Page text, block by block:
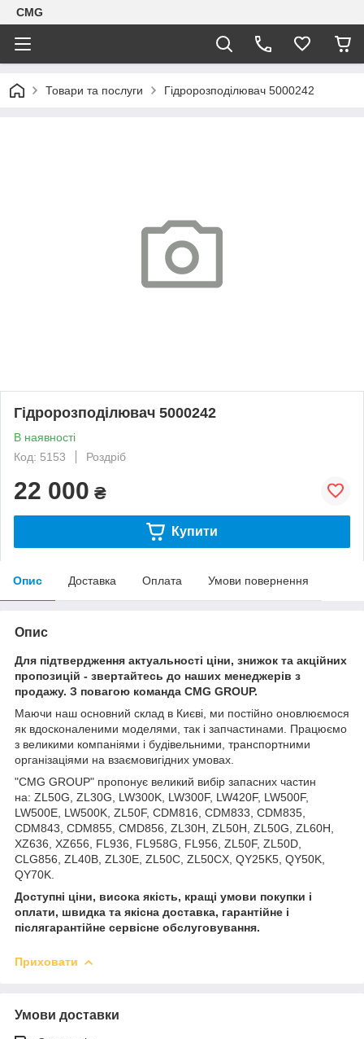
CMG
Товари та послуги Гідророзподілювач 5000242
Гідророзподілювач 5000242
В наявності
Код: 5153
Роздріб
22 000 ₴
Купити
Опис Доставка Оплата Умови повернення
Опис
Для підтвердження актуальності ціни, знижок та акційних
пропозицій - звертайтесь до наших менеджерів з
продажу. З повагою команда CMG GROUP.
Маючи наш основний склад в Києві, ми постійно оновлюємося
як вдосконаленими моделями, так і запчастинами. Працюємо
з великими компаніями і будівельними, транспортними
організаціями на взаємовигідних умовах.
"CMG GROUP" пропонує великий вибір запасних частин
на: ZL50G, ZL30G, LW300K, LW300F, LW420F, LW500F,
LW500E, LW500K, ZL50F, CDM816, CDM833, CDM835,
CDM843, CDM855, CMD856, ZL30H, ZL50H, ZL50G, ZL60H,
XZ636, XZ656, FL936, FL958G, FL956, ZL50F, ZL50D,
CLG856, ZL40B, ZL30E, ZL50C, ZL50CX, QY25K5, QY50K,
QY70K.
Доступні ціни, висока якість, кращі умови покупки і
оплати, швидка та якісна доставка, гарантійне і
післягарантійне сервісне обслуговування.
Приховати
Умови доставки